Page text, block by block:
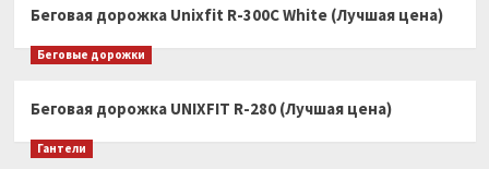
Беговая дорожка Unixfit R-300C White (Лучшая цена)
Беговые дорожки
Беговая дорожка UNIXFIT R-280 (Лучшая цена)
Гантели